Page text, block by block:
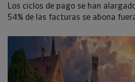
Los ciclos de pago se han
54% de las facturas se abona